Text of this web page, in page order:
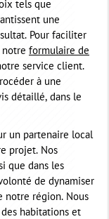
tels que
une
Pour faciliter
notre formulaire de
service client.
à une
détaillé, dans le
un partenaire local
projet. Nos
que dans les
de dynamiser
notre région. Nous
habitations et